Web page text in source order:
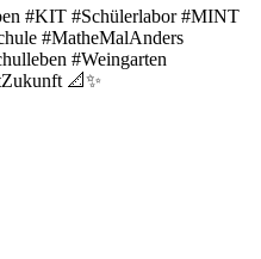
#KIT #Schülerlabor #MINT
#MatheMalAnders
#Weingarten
📐✨